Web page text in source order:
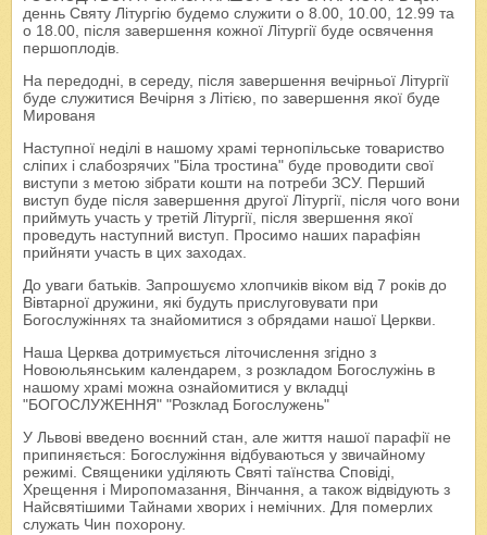
деннь Святу Літургію будемо служити о 8.00, 10.00, 12.99 та
о 18.00, після завершення кожної Літургії буде освячення
першоплодів.
На передодні, в середу, після завершення вечірньої Літургії
буде служитися Вечірня з Літією, по завершення якої буде
Мированя
Наступної неділі в нашому храмі тернопільське товариство
сліпих і слабозрячих "Біла тростина" буде проводити свої
виступи з метою зібрати кошти на потреби ЗСУ. Перший
виступ буде після завершення другої Літургії, після чого вони
приймуть участь у третій Літургії, після звершення якої
проведуть наступний виступ. Просимо наших парафіян
прийняти участь в цих заходах.
До уваги батьків. Запрошуємо хлопчиків віком від 7 років до
Вівтарної дружини, які будуть прислуговувати при
Богослужіннях та знайомитися з обрядами нашої Церкви.
Наша Церква дотримується літочислення згідно з
Новоюльянським календарем, з розкладом Богослужінь в
нашому храмі можна ознайомитися у вкладці
"БОГОСЛУЖЕННЯ" "Розклад Богослужень"
У Львові введено воєнний стан, але життя нашої парафії не
припиняється: Богослужіння відбуваються у звичайному
режимі. Священики уділяють Святі таїнства Сповіді,
Хрещення і Миропомазання, Вінчання, а також відвідують з
Найсвятішими Тайнами хворих і немічних. Для померлих
служать Чин похорону.